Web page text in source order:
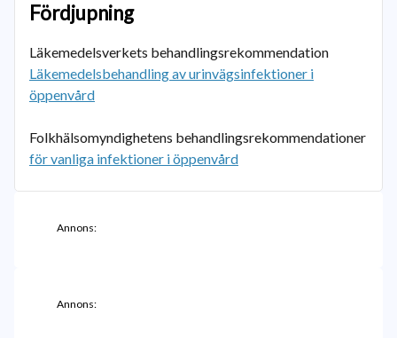
Fördjupning
Läkemedelsverkets behandlingsrekommendation
Läkemedelsbehandling av urinvägsinfektioner i
öppenvård
Folkhälsomyndighetens behandlingsrekommendationer
för vanliga infektioner i öppenvård
Annons:
Annons: